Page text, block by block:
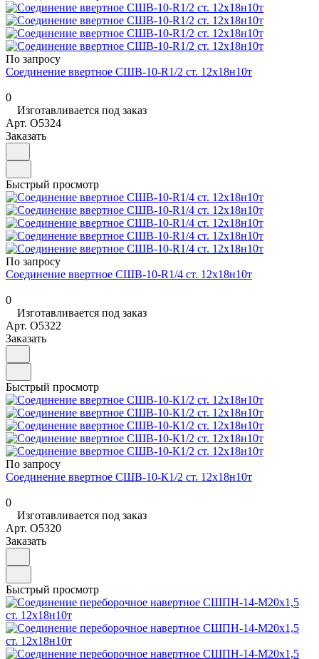
По запросу
Соединение ввертное СШВ-10-R1/2 ст. 12х18н10т
0
Изготавливается под заказ
Арт. O5324
Заказать
Быстрый просмотр
По запросу
Соединение ввертное СШВ-10-R1/4 ст. 12х18н10т
0
Изготавливается под заказ
Арт. O5322
Заказать
Быстрый просмотр
По запросу
Соединение ввертное СШВ-10-К1/2 ст. 12х18н10т
0
Изготавливается под заказ
Арт. O5320
Заказать
Быстрый просмотр